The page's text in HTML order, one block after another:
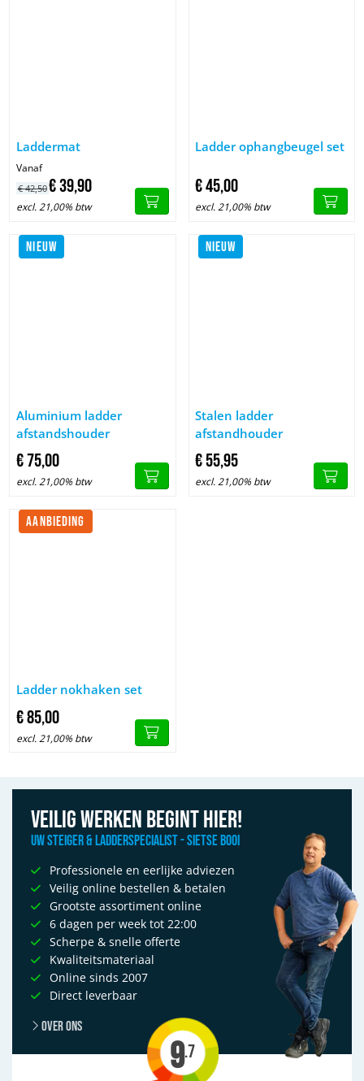
Afbeelding Laddermat
Laddermat
Vanaf
€42,50€39,90
excl. 21,00% btw
Afbeelding Ladder
Ladder ophangbeugel set
€45,00
excl. 21,00% btw
NIEUW
Afbeelding Aluminium ladder afstandshouder
Aluminium ladder
afstandshouder
€75,00
excl. 21,00% btw
NIEUW
Afbeelding Stalen ladder
Stalen ladder
afstandhouder
€55,95
excl. 21,00% btw
AANBIEDING
Afbeelding Ladder nokhaken set
Ladder nokhaken set
€85,00
excl. 21,00% btw
Veilig werken begint hier!
Uw Steiger & Ladderspecialist - Sietse Booi
Professionele en eerlijke adviezen
Veilig online bestellen & betalen
Grootste assortiment online
6 dagen per week tot 22:00
Scherpe & snelle offerte
Kwaliteitsmateriaal
Online sinds 2007
Direct leverbaar
Over ons
9.7